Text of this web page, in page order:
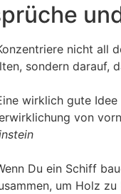
nicht all
sondern darauf,
wirklich gute
von
Du ein Schiff
um Holz